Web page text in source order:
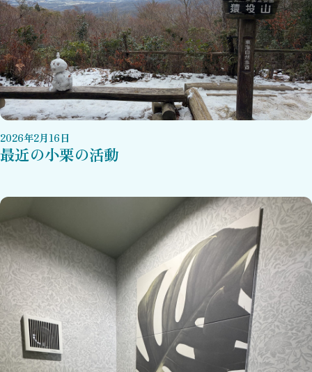
2026年2月16日
最近の小栗の活動